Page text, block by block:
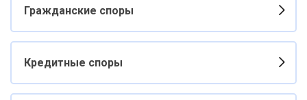
Гражданские споры
Кредитные споры